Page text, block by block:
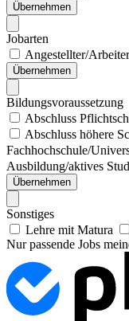
Übernehmen
Jobarten
Angestellter/Arbeiter
Übernehmen
Bildungsvoraussetzung
Abschluss
Abschluss höhere
Fachhochschule/
Ausbildung/aktives
Übernehmen
Sonstiges
Lehre mit Matura
Nur passende Jobs